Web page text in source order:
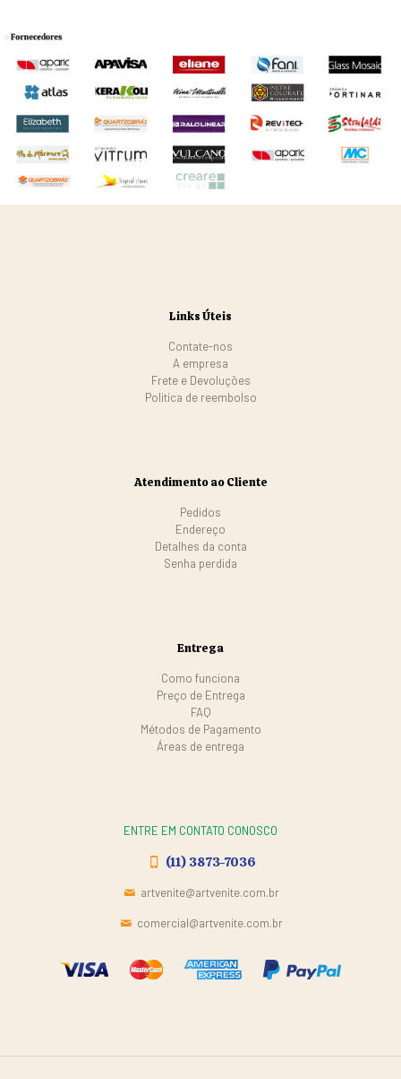
Links Úteis
Contate-nos
A empresa
Frete e Devoluções
Politica de reembolso
Atendimento ao Cliente
Pedidos
Endereço
Detalhes da conta
Senha perdida
Entrega
Como funciona
Preço de Entrega
FAQ
Métodos de Pagamento
Áreas de entrega
ENTRE EM CONTATO CONOSCO
(11) 3873-7036
artvenite@artvenite.com.br
comercial@artvenite.com.br